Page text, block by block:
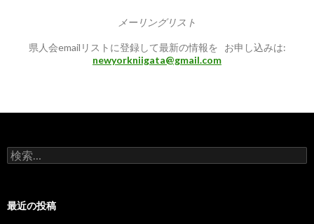
メーリングリスト
県人会emailリストに登録して最新の情報を お申し込みは:
newyorkniigata@gmail.com
検
索:
最近の投稿